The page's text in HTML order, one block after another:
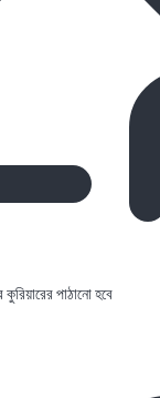
পাঠানো হবে